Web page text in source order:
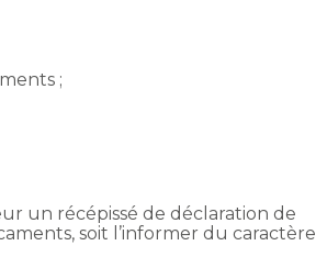
;
un récépissé de déclaration de
soit l’informer du caractère